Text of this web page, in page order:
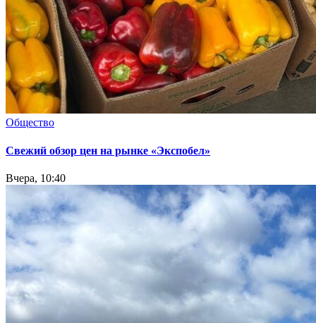
Общество
Свежий обзор цен на рынке «Экспобел»
Вчера, 10:40